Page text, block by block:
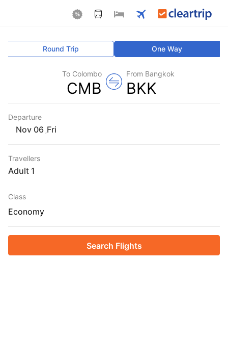
One Way
Round Trip
From Bangkok
BKK
To Colombo
CMB
Departure
Fri
Travellers
1 Adult
Class
Economy